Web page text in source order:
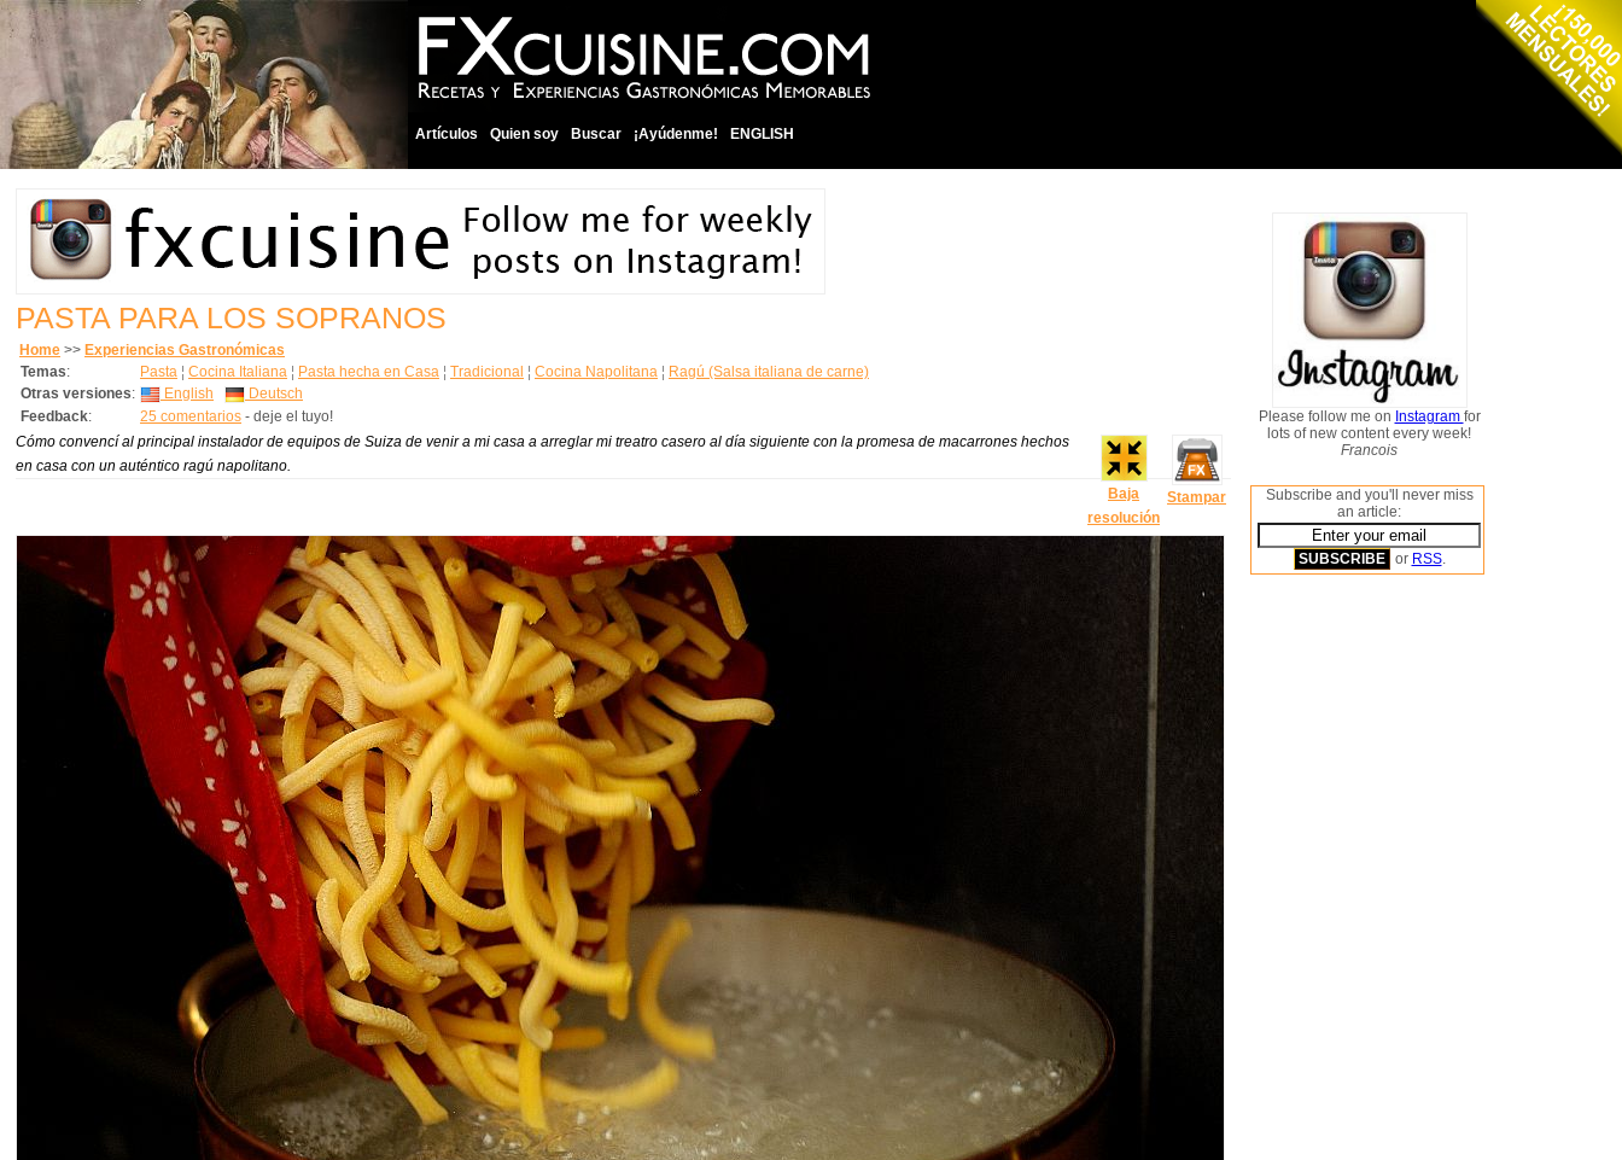
Artículos Quien soy Buscar ¡Ayúdenme! ENGLISH
PASTA PARA LOS SOPRANOS
Home >> Experiencias Gastronómicas
Temas: Pasta ¦ Cocina Italiana ¦ Pasta hecha en Casa ¦ Tradicional ¦ Cocina Napolitana ¦ Ragú (Salsa italiana de carne)
Otras versiones: English
Deutsch
Feedback: 25 comentarios - deje el tuyo!
Baja
resolución
Stampar
Cómo convencí al principal instalador de equipos de Suiza de venir a mi casa a arreglar mi treatro casero al día siguiente con la promesa de macarrones hechos
en casa con un auténtico ragú napolitano.
Please follow me on Instagram for
lots of new content every week!
Francois
Subscribe and you'll never miss
an article:
or RSS.